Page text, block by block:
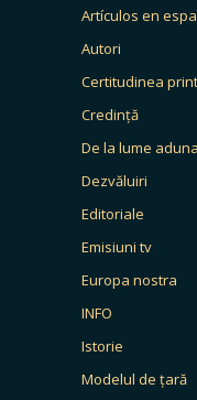
Artículos en
Autori
Certitudinea print
Credință
De la lume
Dezvăluiri
Editoriale
Emisiuni tv
Europa nostra
INFO
Istorie
Modelul de țară